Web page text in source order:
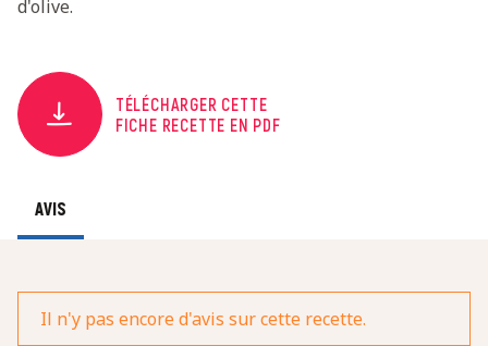
d'olive.
TÉLÉCHARGER CETTE
FICHE RECETTE EN PDF
AVIS
Il n'y pas encore d'avis sur cette recette.